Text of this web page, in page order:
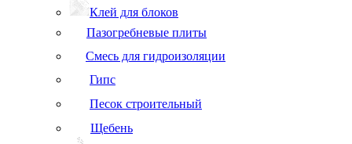
Клей для блоков
Пазогребневые плиты
Смесь для гидроизоляции
Гипс
Песок строительный
Щебень